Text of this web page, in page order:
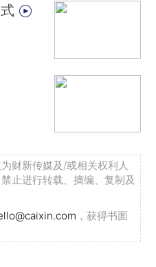
财新传媒及/或相关权利人
止进行转载、摘编、复制及
，获得书面